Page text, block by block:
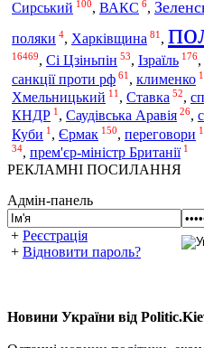
Сирський 100, ВАКС 6,
поляки 4, Харківщина 81 ,
16469, Сі Цзіньпін 53, Ізраїль 176,
санкції проти рф 61 , клименко
Хмельницький 11 , Ставка 52,
КНДР 1 , Саудівська Аравія 26,
Куби 1 , Єрмак 150, переговори
34, прем'єр-міністр Британії 1
РЕКЛАМНІ ПОСИЛАННЯ
Адмін-панель
+ Реєстрація
+ Відновити пароль?
Новини України від